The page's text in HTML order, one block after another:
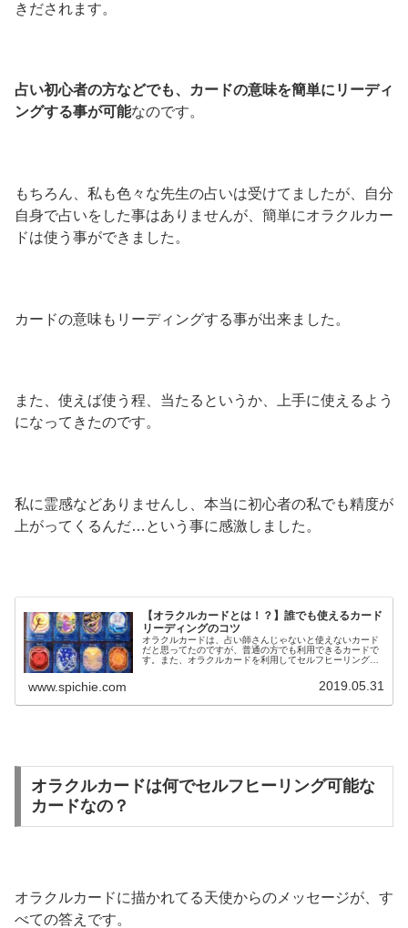
きだされます。
占い初心者の方などでも、カードの意味を簡単にリーディ
ングする事が可能なのです。
もちろん、私も色々な先生の占いは受けてましたが、自分
自身で占いをした事はありませんが、簡単にオラクルカー
ドは使う事ができました。
カードの意味もリーディングする事が出来ました。
また、使えば使う程、当たるというか、上手に使えるよう
になってきたのです。
私に霊感などありませんし、本当に初心者の私でも精度が
上がってくるんだ…という事に感激しました。
【オラクルカードとは！？】誰でも使えるカード
リーディングのコツ
オラクルカードは、占い師さんじゃないと使えないカード
だと思ってたのですが、普通の方でも利用できるカードで
す。また、オラクルカードを利用してセルフヒーリングを
やオラクルカードの浄化方法についてです。
www.spichie.com 2019.05.31
オラクルカードは何でセルフヒーリング可能な
カードなの？
オラクルカードに描かれてる天使からのメッセージが、す
べての答えです。